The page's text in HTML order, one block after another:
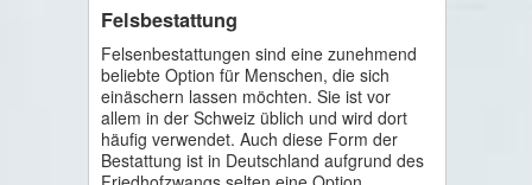
Felsbestattung
Felsenbestattungen sind eine zunehmend
beliebte Option für Menschen, die sich
einäschern lassen möchten. Sie ist vor
allem in der Schweiz üblich und wird dort
häufig verwendet. Auch diese Form der
Bestattung ist in Deutschland aufgrund des